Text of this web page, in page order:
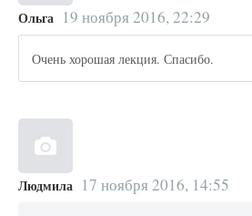
Ольга 19 ноября 2016, 22:29
Очень хорошая лекция. Спасибо.
Людмила 17 ноября 2016, 14:55